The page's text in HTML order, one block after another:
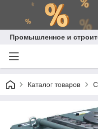
Промышленное и
Каталог товаров